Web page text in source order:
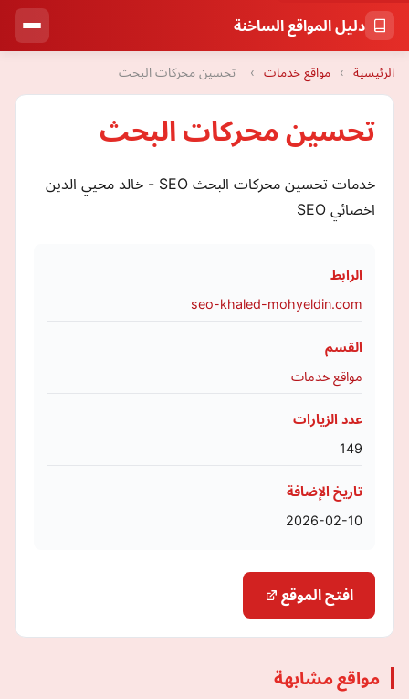
دليل المواقع الساخنة
الرئيسية › مواقع خدمات › تحسين محركات البحث
تحسين محركات البحث
خدمات تحسين محركات البحث SEO - خالد محيي الدين
اخصائي SEO
الرابط
seo-khaled-mohyeldin.com
القسم
مواقع خدمات
عدد الزيارات
149
تاريخ الإضافة
2026-02-10
افتح الموقع
مواقع مشابهة